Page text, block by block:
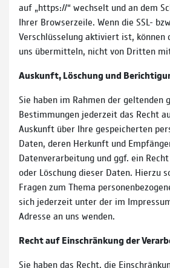
auf „https://“ wechselt und an dem
Ihrer Browserzeile. Wenn die SSL-
Verschlüsselung aktiviert ist, können
uns übermitteln, nicht von Dritten
Auskunft, Löschung und
Sie haben im Rahmen der geltenden
Bestimmungen jederzeit das Recht
Auskunft über Ihre gespeicherten
Daten, deren Herkunft und
Datenverarbeitung und ggf. ein
oder Löschung dieser Daten. Hierzu
Fragen zum Thema
sich jederzeit unter der im
Adresse an uns wenden.
Recht auf Einschränkung der
Sie haben das Recht, die